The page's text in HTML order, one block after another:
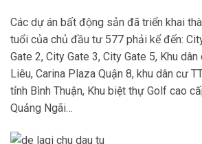
Các dự án bất động sản đã triển khai
tuổi của chủ đầu tư 577 phải kể đến:
Gate 2, City Gate 3, City Gate 5, Khu
Liêu, Carina Plaza Quận 8, khu dân cư
tỉnh Bình Thuận, Khu biệt thự Golf cao
Quảng Ngãi…